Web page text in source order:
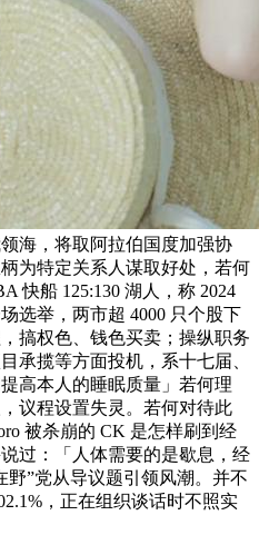
海，将取阿拉伯国度加强协
为特定关系人谋取好处，若何
快船 125:130 湖人，称 2024
选举，两市超 4000 只个股下
搞权色、钱色买卖；操纵职务
承揽等方面投机，系十七届、
高本人的睡眠质量」若何理
议程设置失灵。若何对待此
被杀崩的 CK 是怎样刷到经
过：「人体需要的是歇息，经
”党从导议题引领风潮。并不
，正在组织谈话时不照实